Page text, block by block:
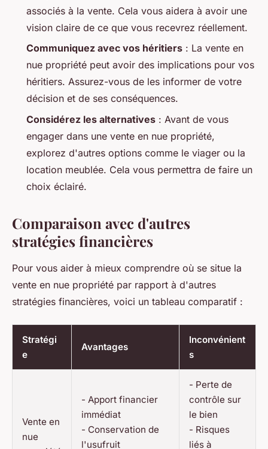
associés à la vente. Cela vous aidera à avoir une
vision claire de ce que vous recevrez réellement.
Communiquez avec vos héritiers : La vente en
nue propriété peut avoir des implications pour vos
héritiers. Assurez-vous de les informer de votre
décision et de ses conséquences.
Considérez les alternatives : Avant de vous
engager dans une vente en nue propriété,
explorez d'autres options comme le viager ou la
location meublée. Cela vous permettra de faire un
choix éclairé.
Comparaison avec d'autres
stratégies financières
Pour vous aider à mieux comprendre où se situe la
vente en nue propriété par rapport à d'autres
stratégies financières, voici un tableau comparatif :
Stratégi
e
Avantages
Inconvénient
s
Vente en
nue
- Apport financier
immédiat
- Conservation de
l'usufruit
- Perte de
contrôle sur
le bien
- Risques
liés à